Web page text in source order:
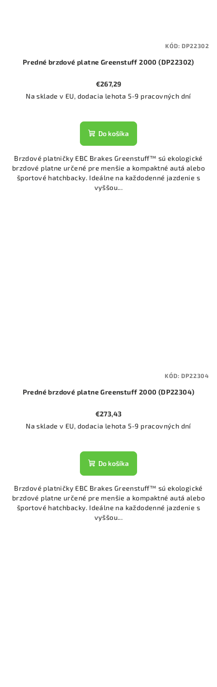
Predné brzdové platne Greenstuff 2000 (DP22302)
€267,29
Na sklade v EU, dodacia lehota 5-9 pracovných dní
Do košíka
Brzdové platničky EBC Brakes Greenstuff™ sú ekologické
brzdové platne určené pre menšie a kompaktné autá alebo
športové hatchbacky. Ideálne na každodenné jazdenie s
vyššou...
KÓD:DP22302
Predné brzdové platne Greenstuff 2000 (DP22304)
€273,43
Na sklade v EU, dodacia lehota 5-9 pracovných dní
Do košíka
Brzdové platničky EBC Brakes Greenstuff™ sú ekologické
brzdové platne určené pre menšie a kompaktné autá alebo
športové hatchbacky. Ideálne na každodenné jazdenie s
vyššou...
KÓD:DP22304